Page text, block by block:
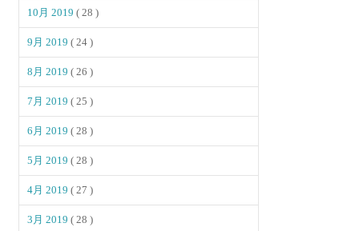
10月 2019( 28 )
9月 2019( 24 )
8月 2019( 26 )
7月 2019( 25 )
6月 2019( 28 )
5月 2019( 28 )
4月 2019( 27 )
3月 2019( 28 )